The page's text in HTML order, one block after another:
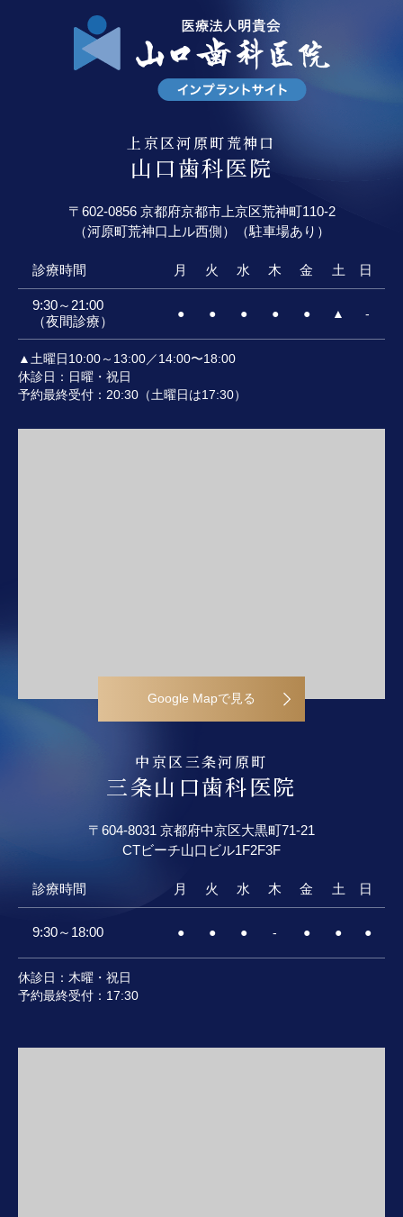
上京区河原町荒神口
山口歯科医院
〒602-0856 京都府京都市上京区荒神町110-2
（河原町荒神口上ル西側）（駐車場あり）
診療時間 月 火 水 木 金 土 日
9:30～21:00
（夜間診療）
● ● ● ● ● ▲ -
▲土曜日10:00～13:00／14:00〜18:00
休診日：日曜・祝日
予約最終受付：20:30（土曜日は17:30）
Google Mapで見る
中京区三条河原町
三条山口歯科医院
〒604-8031 京都府中京区大黒町71-21
CTビーチ山口ビル1F2F3F
診療時間 月 火 水 木 金 土 日
9:30～18:00 ● ● ● - ● ● ●
休診日：木曜・祝日
予約最終受付：17:30